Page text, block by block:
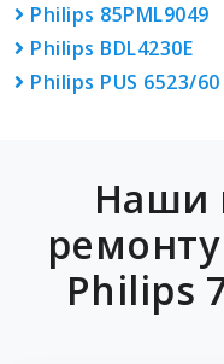
Philips 85PML9049
Philips BDL4230E
Philips PUS 6523/60
Наши
Philips